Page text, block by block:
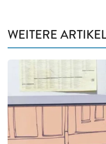
WEITERE